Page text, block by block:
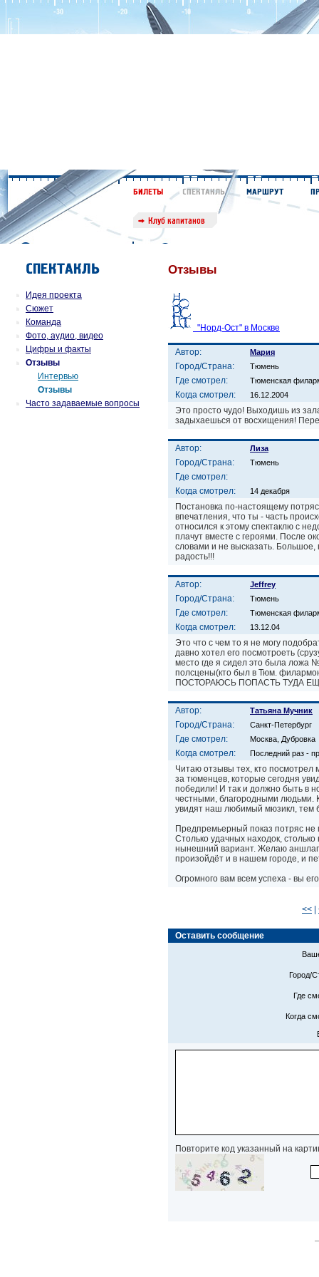
Идея проекта
Сюжет
Команда
Фото, аудио, видео
Цифры и факты
Отзывы
Интервью
Отзывы
Часто задаваемые вопросы
Отзывы
"Норд-Ост" в Москве
Автор: Мария
Город/Страна: Тюмень
Где смотрел: Тюменская
Когда смотрел: 16.12.2004
Это просто чудо! Выходишь из
задыхаешься от восхищения!
Автор: Лиза
Город/Страна: Тюмень
Где смотрел:
Когда смотрел:
14 декабря
Постановка по-настоящему
впечатления, что ты - часть
относился к этому спектаклю с
плачут вместе с героями. После
словами и не высказать.
радость!!!
Автор: Jeffrey
Город/Страна: Тюмень
Где смотрел: Тюменская
Когда смотрел: 13.12.04
Это что с чем то я не могу
давно хотел его посмотроеть
место где я сидел это была ложа
полсцены(кто был в Тюм.
ПОСТОРАЮСЬ ПОПАСТЬ ТУДА
Автор: Татьяна Мучник
Город/Страна: Санкт-Петербург
Где смотрел: Москва, Дубровка
Когда смотрел: Последний раз -
Читаю отзывы тех, кто посмотрел
за тюменцев, которые сегодня
победили! И так и должно быть в
честными, благородными людьми.
увидят наш любимый мюзикл, тем
Предпремьерный показ потряс не
Столько удачных находок,
нынешний вариант. Желаю
произойдёт и в нашем городе, и
Огромного вам всем успеха - вы
<<
Оставить сообщение
Город/
Где
Когда
Повторите код указанный на